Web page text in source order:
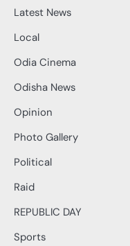
Latest News
Local
Odia Cinema
Odisha News
Opinion
Photo Gallery
Political
Raid
REPUBLIC DAY
Sports